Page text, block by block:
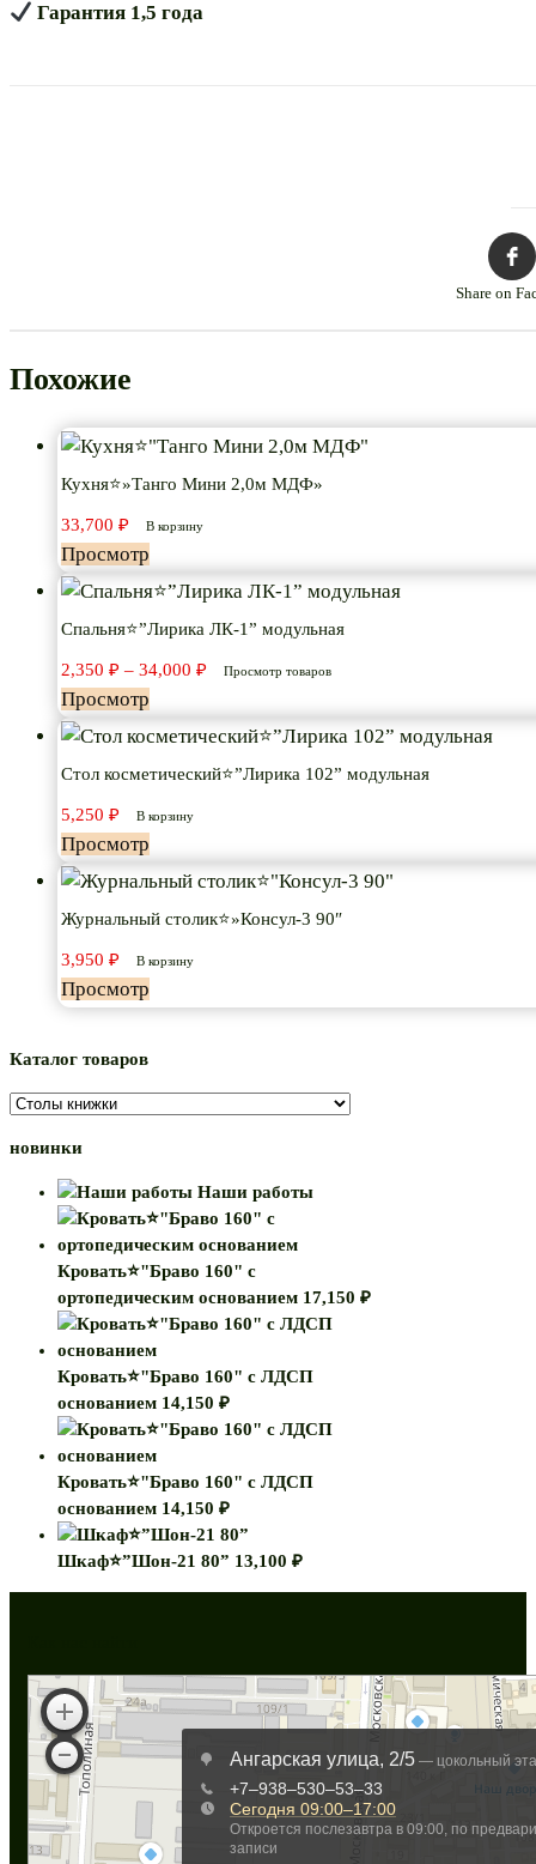
Гарантия 1,5 года
Share on
Похожие
Кухня⭐»Танго Мини 2,0м МДФ»
33,700 ₽ В корзину
Просмотр
Спальня⭐”Лирика ЛК-1” модульная
2,350 ₽ – 34,000 ₽ цен:
34,000 ₽
Просмотр товаров
Просмотр
Стол косметический⭐”Лирика 102” модульная
5,250 ₽ В корзину
Просмотр
Журнальный столик⭐»Консул-3 90″
3,950 ₽ В корзину
Просмотр
Каталог товаров
новинки
Наши работы
Кровать⭐"Браво 160" с
ортопедическим основанием 17,150 ₽
Кровать⭐"Браво 160" с ЛДСП
основанием 14,150 ₽
Кровать⭐"Браво 160" с ЛДСП
основанием 14,150 ₽
Шкаф⭐”Шон-21 80” 13,100 ₽